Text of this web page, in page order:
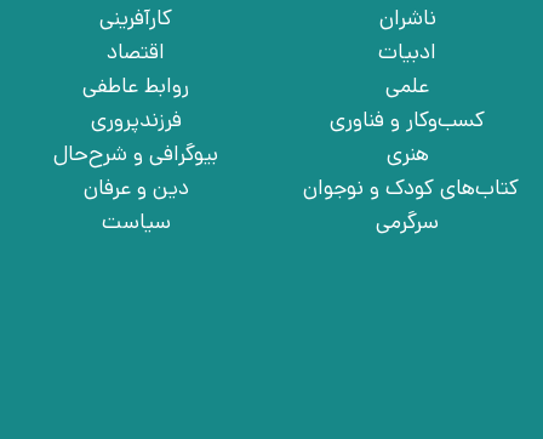
ناشران
ادبیات
علمی
کسب‌وکار و فناوری
هنری
کتاب‌های کودک و نوجوان
سرگرمی
کارآفرینی
اقتصاد
روابط عاطفی
فرزندپروری
بیوگرافی و شرح‌حال
دین و عرفان
سیاست